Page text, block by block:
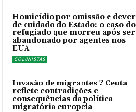
Homicídio por omissão e dever
de cuidado do Estado: o caso do
refugiado que morreu após ser
abandonado por agentes nos
EUA
COLUNISTAS
Invasão de migrantes ? Ceuta
reflete contradições e
consequências da política
migratória europeia